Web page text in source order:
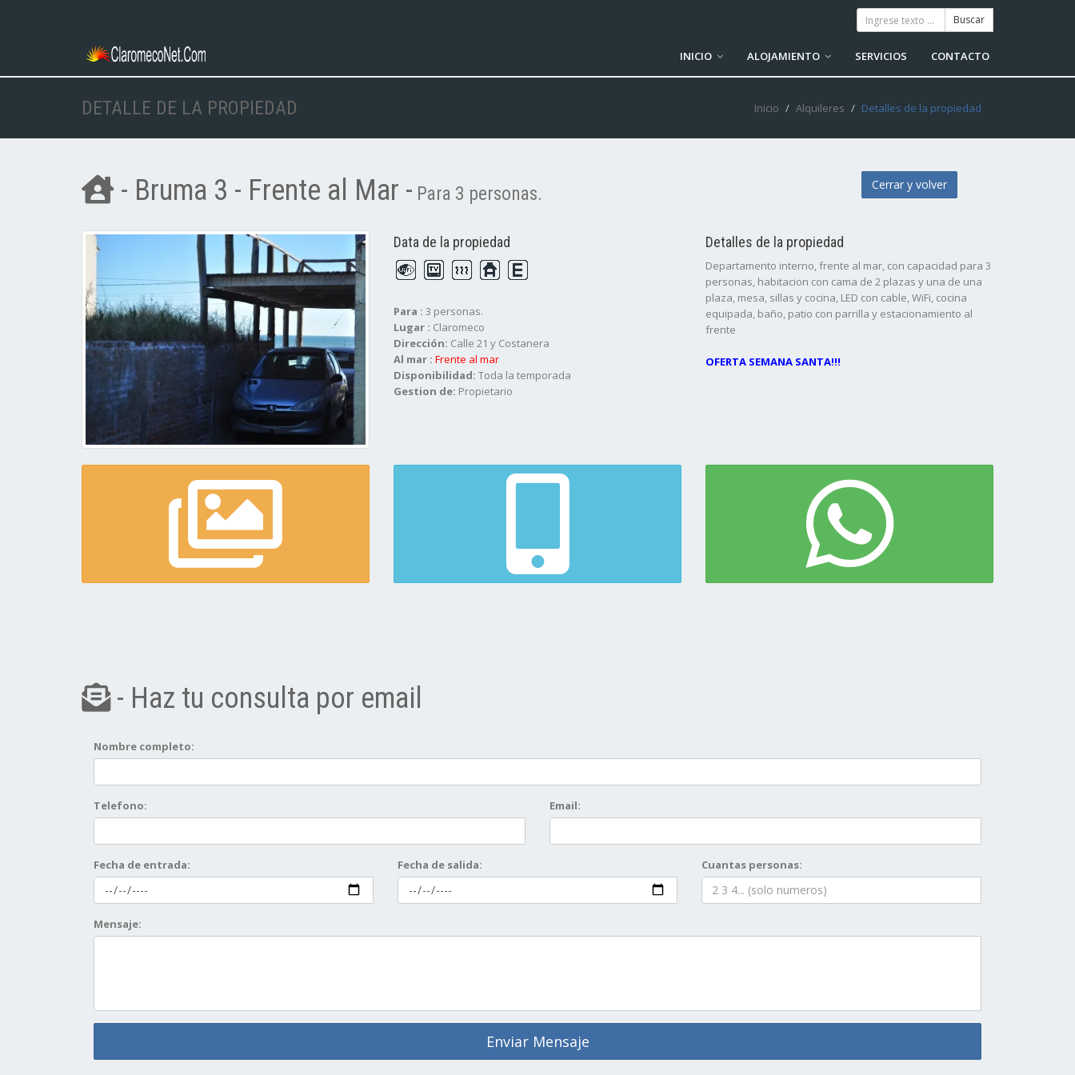
INICIO ALOJAMIENTO SERVICIOS CONTACTO
DETALLE DE LA PROPIEDAD Inicio Alquileres Detalles de la propiedad
- Bruma 3 - Frente al Mar - Para 3 personas. Cerrar y volver
Data de la propiedad
Para : 3 personas.
Lugar : Claromeco
Dirección: Calle 21 y Costanera
Al mar : Frente al mar
Disponibilidad: Toda la temporada
Gestion de: Propietario
Detalles de la propiedad
Departamento interno, frente al mar, con capacidad para 3
personas, habitacion con cama de 2 plazas y una de una
plaza, mesa, sillas y cocina, LED con cable, WiFi, cocina
equipada, baño, patio con parrilla y estacionamiento al
frente
OFERTA SEMANA SANTA!!!
- Haz tu consulta por email
Nombre completo:
Telefono: Email:
Fecha de entrada: Fecha de salida: Cuantas personas:
Mensaje:
Enviar Mensaje